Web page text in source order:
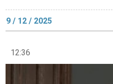
9 / 12 / 2025
12:36